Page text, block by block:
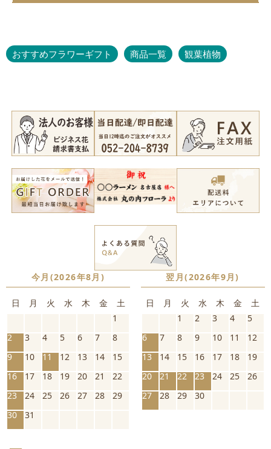
おすすめフラワーギフト 商品一覧 観葉植物
今月(2026年8月)
日 月 火 水 木 金
土
1
2
3 4 5 6 7
8
9
10 11 12 13 14
15
16
17 18 19 20 21
22
23
24 25 26 27 28
29
30
31
翌月(2026年9月)
日 月 火 水 木 金
土
1
2 3 4
5
6
7 8 9 10 11
12
13
14 15 16 17 18
19
20
21 22 23 24 25
26
27
28 29 30